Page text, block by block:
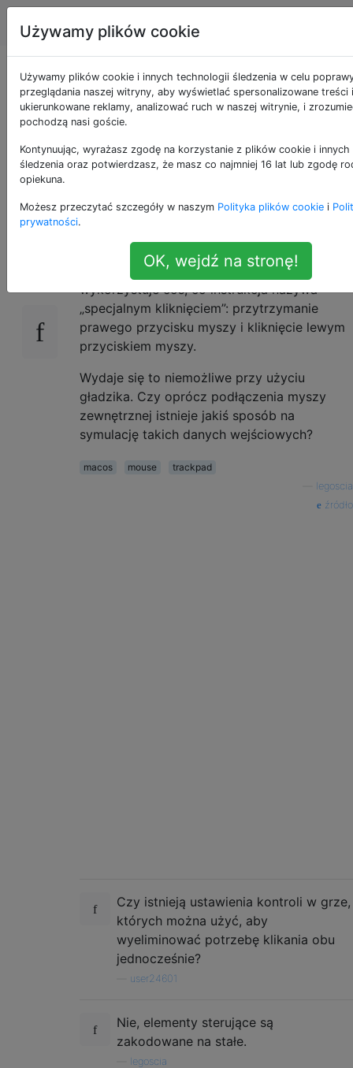
Apple Tagi
Jednoczesne
kliknięcie lewym i
prawym przyciskiem
dotykowym
Próbuję zagrać w grę na moim MacBooku
(The Settlers pod DOSBox), która
wykorzystuje coś, co instrukcja nazywa
„specjalnym kliknięciem”: przytrzymanie
prawego przycisku myszy i kliknięcie lewym
przyciskiem myszy.
Wydaje się to niemożliwe przy użyciu
gładzika. Czy oprócz podłączenia myszy
zewnętrznej istnieje jakiś sposób na
symulację takich danych wejściowych?
macos mouse
trackpad
legoscia
źródło
Czy istnieją ustawienia kontroli w grze,
których można użyć, aby
wyeliminować potrzebę klikania obu
jednocześnie?
user24601
Nie, elementy sterujące są
zakodowane na stałe.
legoscia
Używamy plików cookie
Używamy plików cookie i innych technologii śledzenia w celu
przeglądania naszej witryny, aby wyświetlać spersonalizowane treści i
ukierunkowane reklamy, analizować ruch w naszej witrynie, i
pochodzą nasi goście.
Kontynuując, wyrażasz zgodę na korzystanie z plików cookie i
śledzenia oraz potwierdzasz, że masz co najmniej 16 lat lub zgodę
opiekuna.
Możesz przeczytać szczegóły w naszym Polityka plików cookie i
prywatności.
OK, wejdź na stronę!